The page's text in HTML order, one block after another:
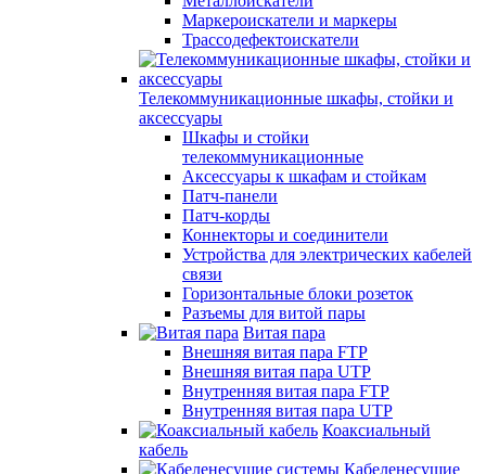
Маркероискатели и маркеры
Трассодефектоискатели
Телекоммуникационные шкафы, стойки и
аксессуары
Шкафы и стойки
телекоммуникационные
Аксессуары к шкафам и стойкам
Патч-панели
Патч-корды
Коннекторы и соединители
Устройства для электрических кабелей
связи
Горизонтальные блоки розеток
Разъемы для витой пары
Витая пара
Внешняя витая пара FTP
Внешняя витая пара UTP
Внутренняя витая пара FTP
Внутренняя витая пара UTP
Коаксиальный
кабель
Кабеленесущие